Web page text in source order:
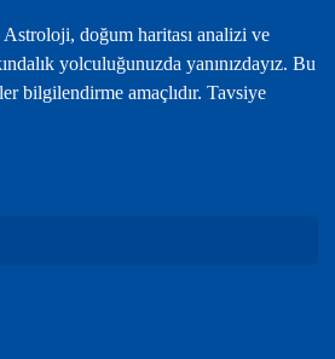
doğum haritası analizi ve
yolculuğunuzda yanınızdayız. Bu
bilgilendirme amaçlıdır. Tavsiye